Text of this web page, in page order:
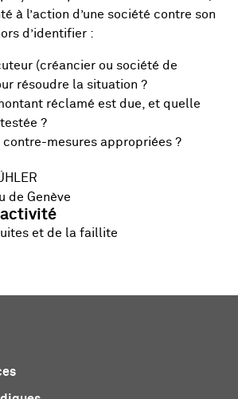
à l’action d’une société contre son
d’identifier :
(créancier ou société de
résoudre la situation ?
réclamé est due, et quelle
?
mesures appropriées ?
de Genève
et de la faillite